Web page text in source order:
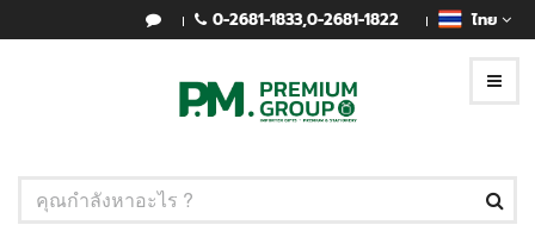
0-2681-1833,0-2681-1822 ไทย